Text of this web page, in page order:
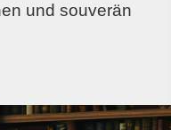
und souverän